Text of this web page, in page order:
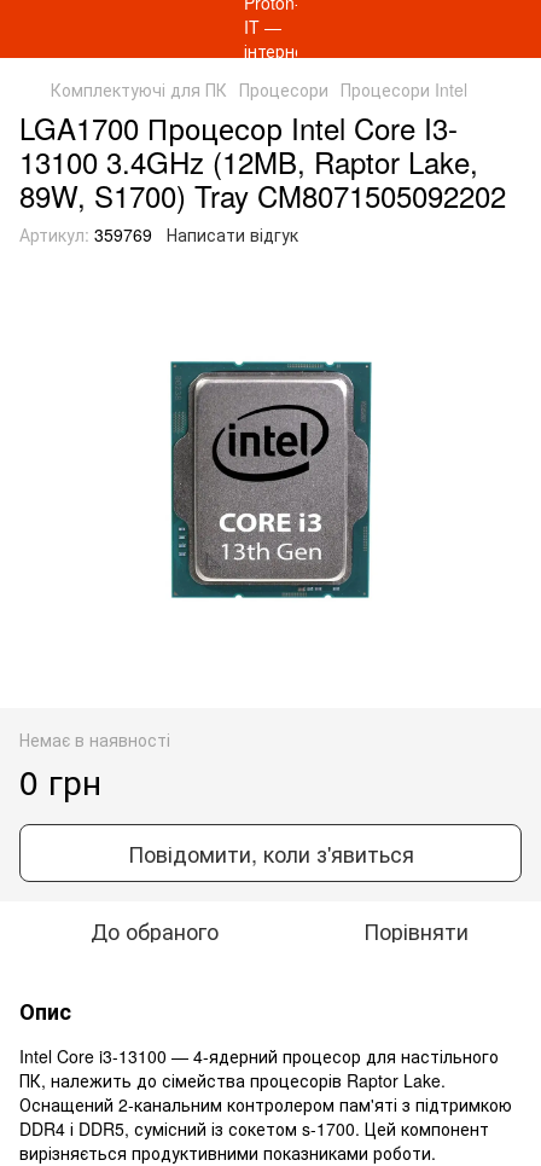
Комплектуючі для ПК Процесори Процесори Intel
LGA1700 Процесор Intel Core I3-
13100 3.4GHz (12MB, Raptor Lake,
89W, S1700) Tray CM8071505092202
Артикул: 359769 Написати відгук
Немає в наявності
0 грн
Повідомити, коли з'явиться
До обраного Порівняти
Опис
Intel Core i3-13100 — 4-ядерний процесор для настільного
ПК, належить до сімейства процесорів Raptor Lake.
Оснащений 2-канальним контролером пам'яті з підтримкою
DDR4 і DDR5, сумісний із сокетом s-1700. Цей компонент
вирізняється продуктивними показниками роботи.